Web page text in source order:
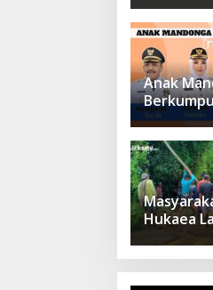
Sebelum
Anak
Sulawesi
Hukaea
Dua
Banjir